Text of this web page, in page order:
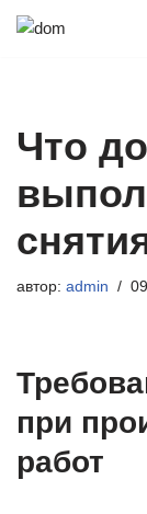
Что
автор: admin
при
работ